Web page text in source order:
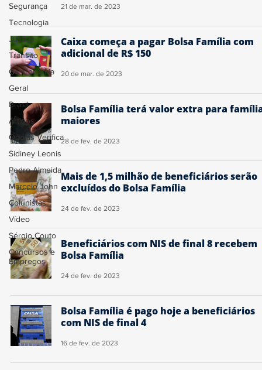
Segurança
Tecnologia
Justiça
Trânsito
Gastronomia
Geral
Brasil
Artigos
Ogoiás Verifica
Sidiney Leonis
Pedro Almeida
Marcelo John
Colunistas
Vídeo
Sérgio Couto
Concursos e
Empregos
21 de mar. de 2023
Caixa começa a pagar Bolsa Família com
adicional de R$ 150
20 de mar. de 2023
Bolsa Família terá valor extra para
maiores
28 de fev. de 2023
Mais de 1,5 milhão de beneficiários serão
excluídos do Bolsa Família
24 de fev. de 2023
Beneficiários com NIS de final 8 recebem
Bolsa Família
24 de fev. de 2023
Bolsa Família é pago hoje a beneficiários
com NIS de final 4
16 de fev. de 2023